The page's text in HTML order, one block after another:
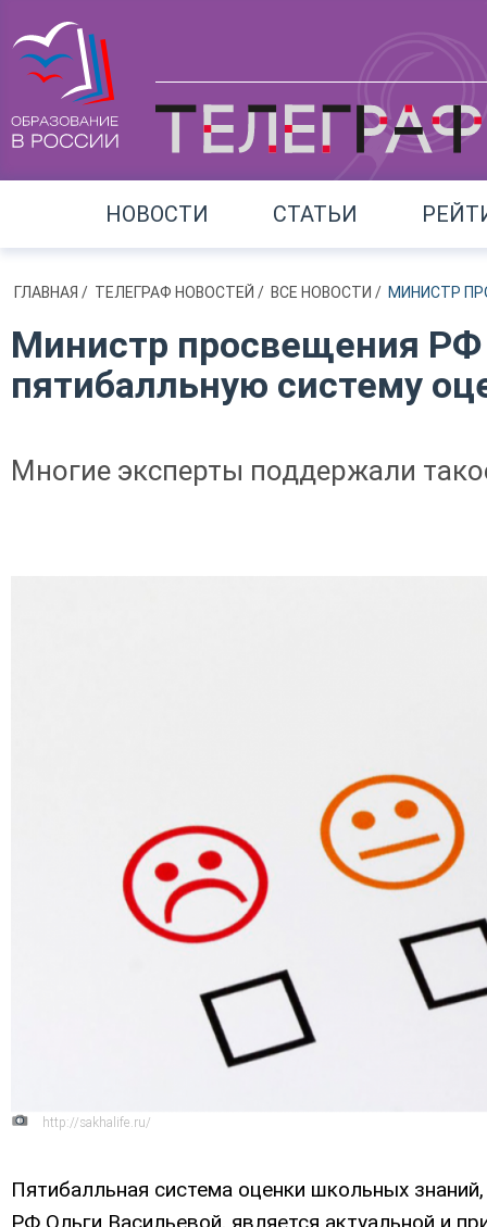
НОВОСТИ СТАТЬИ
ГЛАВНАЯ / ТЕЛЕГРАФ НОВОСТЕЙ / ВСЕ НОВОСТИ / МИНИСТР
Министр просвещения РФ
пятибалльную систему
Многие эксперты поддержали
http://sakhalife.ru/
Пятибалльная система оценки школьных